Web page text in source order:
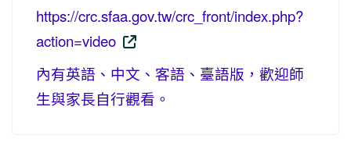
https://crc.sfaa.gov.tw/crc_front/index.php?
action=video
內有英語、中文、客語、臺語版，歡迎師
生與家長自行觀看。